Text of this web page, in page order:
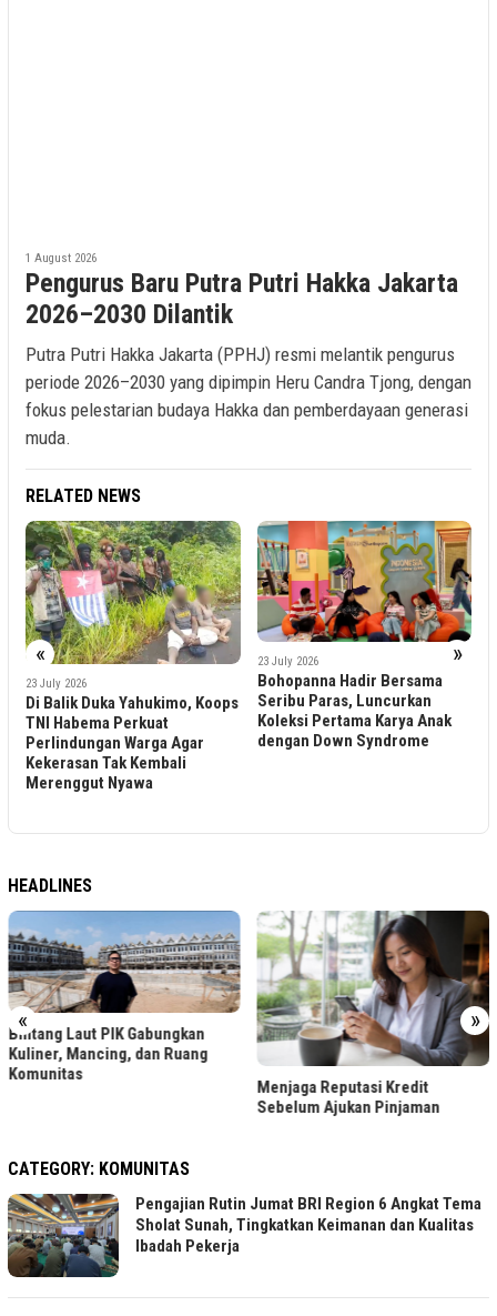
1 August 2026
Pengurus Baru Putra Putri Hakka Jakarta
2026–2030 Dilantik
Putra Putri Hakka Jakarta (PPHJ) resmi melantik pengurus
periode 2026–2030 yang dipimpin Heru Candra Tjong, dengan
fokus pelestarian budaya Hakka dan pemberdayaan generasi
muda.
RELATED NEWS
« »
23 July 2026
Di Balik Duka Yahukimo, Koops
TNI Habema Perkuat
Perlindungan Warga Agar
Kekerasan Tak Kembali
Merenggut Nyawa
23 July 2026
Bohopanna Hadir Bersama
Seribu Paras, Luncurkan
Koleksi Pertama Karya Anak
dengan Down Syndrome
HEADLINES
« »
Bintang Laut PIK Gabungkan
Kuliner, Mancing, dan Ruang
Komunitas
Menjaga Reputasi Kredit
Sebelum Ajukan Pinjaman
CATEGORY: KOMUNITAS
Pengajian Rutin Jumat BRI Region 6 Angkat Tema
Sholat Sunah, Tingkatkan Keimanan dan Kualitas
Ibadah Pekerja